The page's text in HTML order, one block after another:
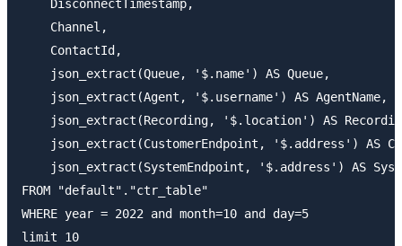
    DisconnectTimestamp,
    Channel,
    ContactId,
    json_extract(Queue, '$.name') AS Queue,
    json_extract(Agent, '$.username') AS AgentName,
json_extract(Recording, '$.location') AS
json_extract(CustomerEndpoint, '$.address') AS
json_extract(SystemEndpoint, '$.address') AS
FROM "default"."ctr_table"
WHERE year = 2022 and month=10 and day=5